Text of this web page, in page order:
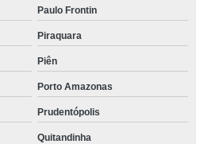
Paulo Frontin
Piraquara
Piên
Porto Amazonas
Prudentópolis
Quitandinha